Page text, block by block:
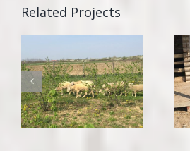
Related Projects
Kozice